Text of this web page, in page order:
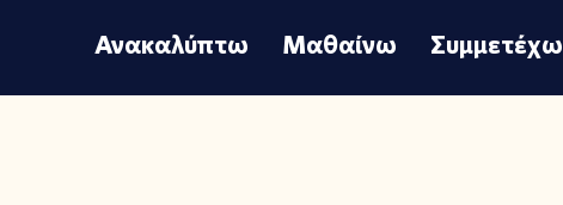
Ανακαλύπτω Μαθαίνω Συμμετέχω